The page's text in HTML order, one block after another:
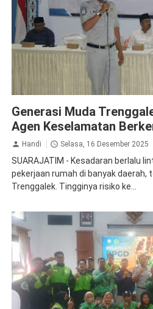
Generasi Muda
Agen Keselamatan
Handi Selasa, 16 Desember 2025
SUARAJATIM - Kesadaran berlalu
pekerjaan rumah di banyak daerah,
Trenggalek. Tingginya risiko ke...